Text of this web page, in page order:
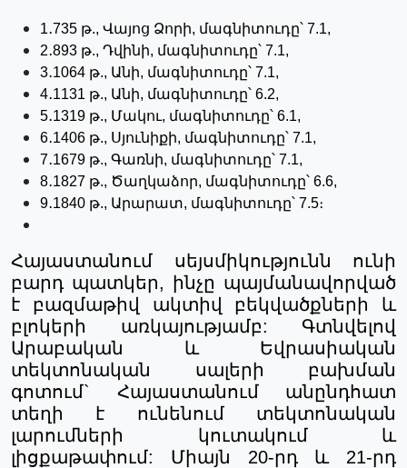
1․735 թ., Վայոց Ձորի, մագնիտուդը՝ 7.1,
2․893 թ., Դվինի, մագնիտուդը՝ 7.1,
3․1064 թ., Անի, մագնիտուդը՝ 7.1,
4․1131 թ., Անի, մագնիտուդը՝ 6.2,
5․1319 թ., Մակու, մագնիտուդը՝ 6.1,
6․1406 թ., Սյունիքի, մագնիտուդը՝ 7.1,
7․1679 թ., Գառնի, մագնիտուդը՝ 7.1,
8․1827 թ., Ծաղկաձոր, մագնիտուդը՝ 6.6,
9․1840 թ., Արարատ, մագնիտուդը՝ 7.5։
Հայաստանում սեյսմիկությունն ունի
բարդ պատկեր, ինչը պայմանավորված
է բազմաթիվ ակտիվ բեկվածքների և
բլոկերի առկայությամբ: Գտնվելով
Արաբական և Եվրասիական
տեկտոնական սալերի բախման
գոտում` Հայաստանում անընդհատ
տեղի է ունենում տեկտոնական
լարումների կուտակում և
լիցքաթափում: Միայն 20-րդ և 21-րդ